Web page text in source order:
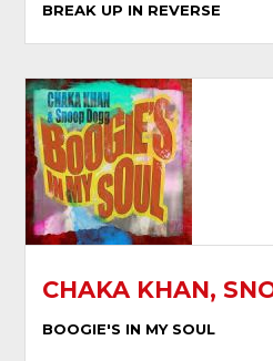
BREAK UP IN REVERSE
CHAKA KHAN,
BOOGIE'S IN MY SOUL